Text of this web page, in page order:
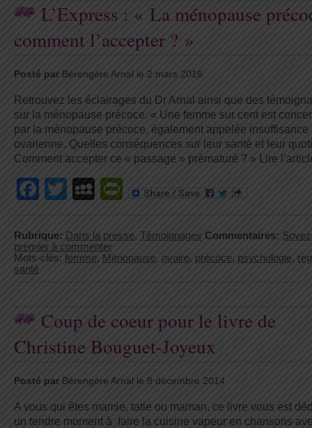
L’Express : « La ménopause
comment l’accepter ? »
Posté par Bérengère Arnal le 2 mars 2016
Retrouvez les éclairages du Dr Arnal ainsi que des
sur la ménopause précoce. « Une femme sur cent est
par la ménopause précoce, également appelée insuffisance
ovarienne. Quelles conséquences sur leur santé et leur
Comment accepter ce « passage » prématuré ? » Lire
Facebook
TwitterMySpace
PrintFriendly
Rubrique: Dans la presse, Témoignages Commentaires:
premier à commenter
Mots-clés: femme, Ménopause, ovaire, précoce, psychologie,
santé
Coup de coeur pour le livre de
Christine Bouguet-Joyeux
Posté par Bérengère Arnal le 8 décembre 2014
A vous qui êtes mamie, tatie ou maman, ce livre vous est
un tendre moment à faire la cuisine vapeur en chansons